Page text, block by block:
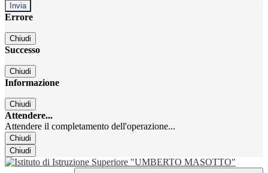
Errore
Chiudi
Successo
Chiudi
Informazione
Chiudi
Attendere...
Attendere il completamento dell'operazione...
Chiudi
Chiudi